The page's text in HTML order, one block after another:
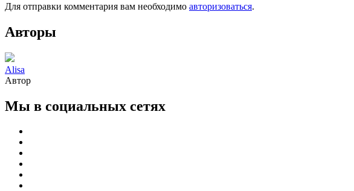
Для отправки комментария вам необходимо авторизоваться.
Авторы
Alisa
Автор
Мы в социальных сетях